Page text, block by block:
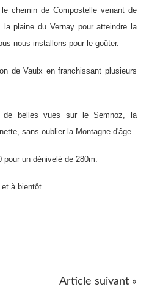
chemin de Compostelle venant de
plaine du Vernay pour atteindre la
nous installons pour le goûter.
de Vaulx en franchissant plusieurs
de belles vues sur le Semnoz, la
sans oublier la Montagne d'âge.
un dénivelé de 280m.
à bientôt
Article suivant »